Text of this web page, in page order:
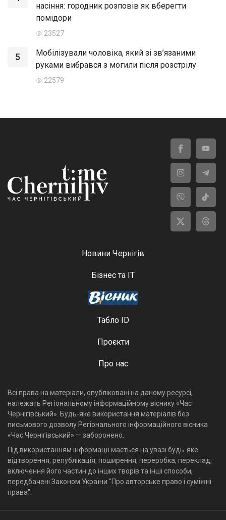
насіння: городник розповів як вберегти
помідори
23527
5
Мобілізували чоловіка, який зі зв’язаними
руками вибрався з могили після розстрілу
22579
Новини Чернігів
Бізнес та ІТ
Табло ID
Проєкти
Про нас
Всі права на матеріали, опубліковані на даному ресурсі,
належать Регіональному інформаційному віснику «Час
Чернігівський». Будь-яке використання матеріалів без
письмового дозволу Регіонального інформаційного вісника
«Час Чернігівський» — заборонено.
Під використанням інформації мається на увазі будь-яке
відтворення, републікація, поширення, переробка, переклад,
включення його частин до інших творів та інші способи,
передбачені Законом України "Про авторське право і суміжні
права".